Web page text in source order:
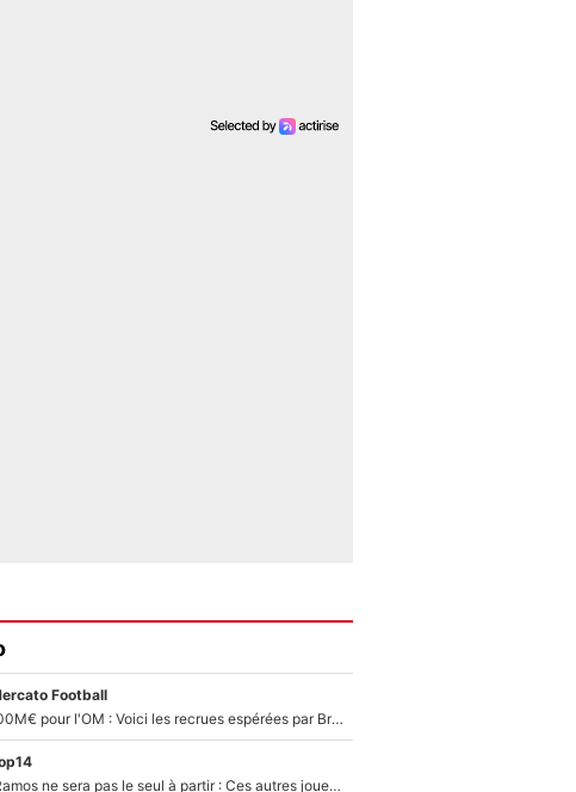
Football
Plus de 100M€ pour l'OM : Voici les recrues espérées par Bruno Genesio et Grégory Lorenzi après l’opération dégraissage
Thomas Ramos ne sera pas le seul à partir : Ces autres joueurs du XV de France pourraient aussi quitter le Stade Toulousain, un club de Top 14 est déjà sur les rangs